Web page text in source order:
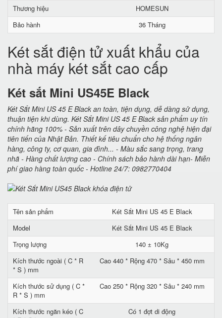
Thương hiệu
HOMESUN
Bảo hành
36 Tháng
Két sắt điện tử xuất khẩu của
nhà máy két sắt cao cấp
Két sắt Mini US45E Black
Két Sắt Mini US 45 E Black an toàn, tiện dụng, dễ dàng sử dụng,
thuận tiện khi dùng. Két Sắt Mini US 45 E Black sản phẩm uy tín
chính hãng 100% - Sản xuất trên dây chuyền công nghệ hiện đại
tiên tiến của Nhật Bản. Thiết kế tiêu chuẩn cho hệ thống ngân
hàng, công ty, cơ quan, gia đình... - Màu sắc sang trọng, trang
nhã - Hàng chất lượng cao - Chính sách bảo hành dài hạn- Miễn
phí giao hàng toàn quốc - Hotline 24/7: 0982770404
Tên sản phẩm
Két Sắt Mini US 45 E Black
Model
Két Sắt Mini US 45 E Black
Trọng lượng
140 ± 10Kg
Kích thước ngoài ( C * R
* S ) mm
Cao 440 * Rộng 470 * Sâu * 450 mm
Kích thước sử dụng ( C *
R * S ) mm
Cao 250 * Rộng 320 * Sâu * 240 mm
Kích thước ngăn kéo ( C
Có 1 đợt di động